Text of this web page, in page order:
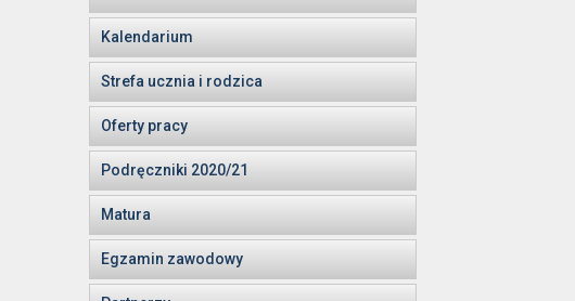
Kalendarium
Strefa ucznia i rodzica
Oferty pracy
Podręczniki 2020/21
Matura
Egzamin zawodowy